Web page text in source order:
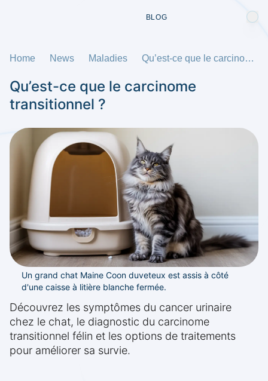
BLOG
Home News Maladies Qu’est-ce que le carcinome transitionnel ?
Qu’est-ce que le carcinome
transitionnel ?
Un grand chat Maine Coon duveteux est assis à côté
d'une caisse à litière blanche fermée.
Découvrez les symptômes du cancer urinaire
chez le chat, le diagnostic du carcinome
transitionnel félin et les options de traitements
pour améliorer sa survie.